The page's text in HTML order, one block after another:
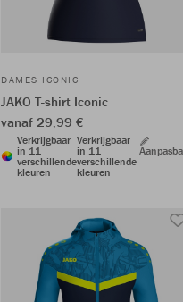
DAMES ICONIC
JAKO T-shirt Iconic
vanaf 29,99 €
Verkrijgbaar
in 11
verschillende
kleuren
Verkrijgbaar
in 11
verschillende
kleuren